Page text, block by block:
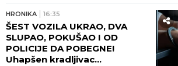
HRONIKA 16:35
ŠEST VOZILA UKRAO, DVA
SLUPAO, POKUŠAO I OD
POLICIJE DA POBEGNE!
Uhapšen kradljivac